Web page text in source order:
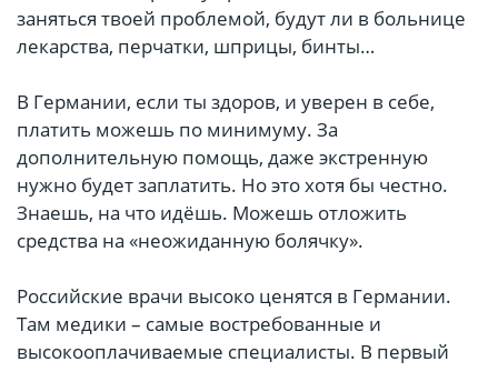
заняться твоей проблемой, будут ли в больнице
лекарства, перчатки, шприцы, бинты…
В Германии, если ты здоров, и уверен в себе,
платить можешь по минимуму. За
дополнительную помощь, даже экстренную
нужно будет заплатить. Но это хотя бы честно.
Знаешь, на что идёшь. Можешь отложить
средства на «неожиданную болячку».
Российские врачи высоко ценятся в Германии.
Там медики – самые востребованные и
высокооплачиваемые специалисты. В первый